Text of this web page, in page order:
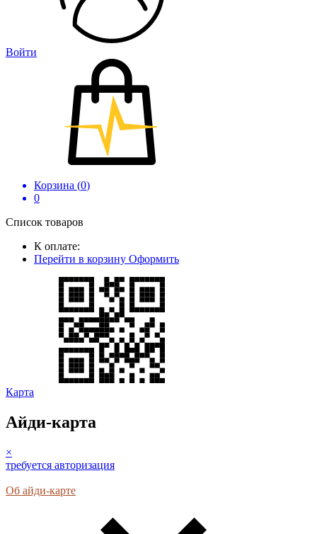
Войти
Корзина (0)
0
Список товаров
К оплате:
Перейти в корзину Оформить
Карта
Айди-карта
×
требуется авторизация
Об айди-карте